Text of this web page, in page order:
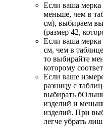
Если ваша мерка
меньше, чем в
см), выбираем
(размер 42,
Если ваша мерка
см, чем в
то выбирайте
которому
Если ваше
разницу с
выбирать
изделий и
изделий. При
легче убрать